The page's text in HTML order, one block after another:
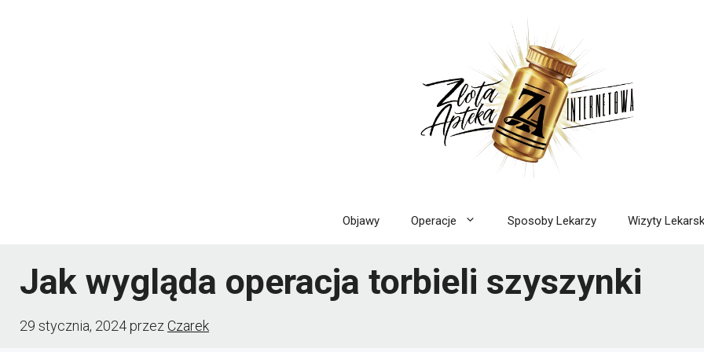
Objawy Operacje Sposoby Lekarzy Wizyty
Jak wygląda operacja torbieli szyszynki
29 stycznia, 2024przez Czarek